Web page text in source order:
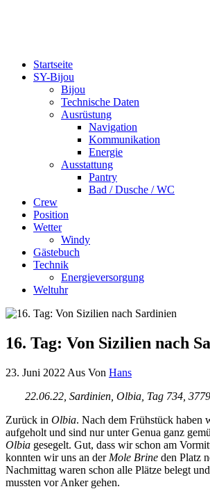
Startseite
SY-Bijou
Bijou
Technische Daten
Ausrüstung
Navigation
Kommunikation
Energie
Ausstattung
Pantry
Bad / Dusche / WC
Crew
Position
Wetter
Windy
Gästebuch
Technik
Energieversorgung
Weltuhr
16. Tag: Von Sizilien nach
23. Juni 2022 Aus Von Hans
22.06.22, Sardinien, Olbia, Tag 734,
Zurück in Olbia. Nach dem Frühstück haben
aufgeholt und sind nur unter Genua ganz
Olbia gesegelt. Gut, dass wir schon am
konnten wir uns an der Mole Brine den Platz
Nachmittag waren schon alle Plätze belegt
mussten vor Anker gehen.